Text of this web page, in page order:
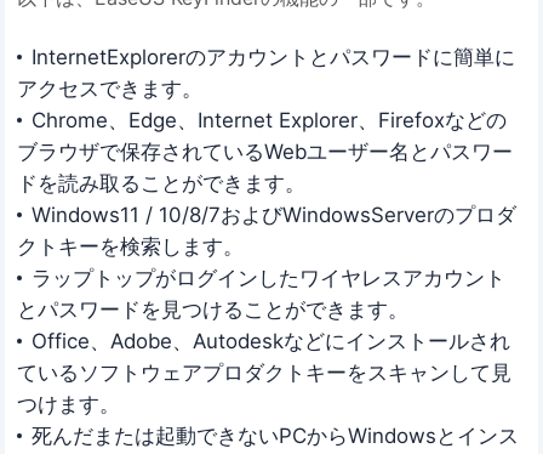
InternetExplorerのアカウントとパスワードに簡単に
アクセスできます。
Chrome、Edge、Internet Explorer、Firefoxなどの
ブラウザで保存されているWebユーザー名とパスワー
ドを読み取ることができます。
Windows11 / 10/8/7およびWindowsServerのプロダ
クトキーを検索します。
ラップトップがログインしたワイヤレスアカウント
とパスワードを見つけることができます。
Office、Adobe、Autodeskなどにインストールされ
ているソフトウェアプロダクトキーをスキャンして見
つけます。
死んだまたは起動できないPCからWindowsとインス